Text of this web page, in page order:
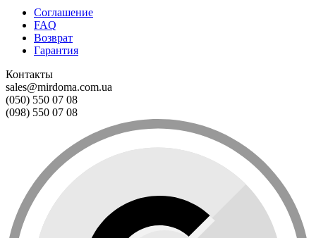
Соглашение
FAQ
Возврат
Гарантия
Контакты
sales@mirdoma.com.ua
(050) 550 07 08
(098) 550 07 08